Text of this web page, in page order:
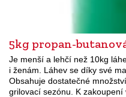
5kg propan-
Je menší a lehčí než 10kg
i ženám. Láhev se díky své
Obsahuje dostatečné
grilovací sezónu. K zakoupení